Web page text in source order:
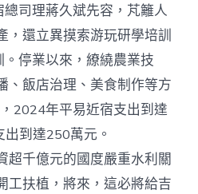
司理蔣久斌先容，芃籬人
，還立異摸索游玩研學培訓
。停業以來，繚繞農業技
、飯店治理、美食制作等方
2024年平易近宿支出到達
出到達250萬元。
千億元的國度嚴重水利關
扶植，將來，這必將給吉